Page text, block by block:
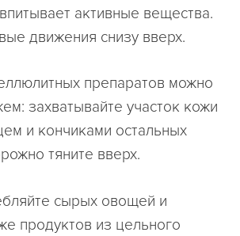
активные вещества.
движения снизу вверх.
препаратов можно
захватывайте участок кожи
и кончиками остальных
тяните вверх.
сырых овощей и
продуктов из цельного